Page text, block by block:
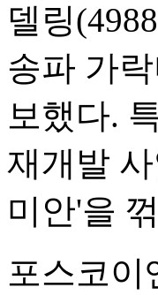
델링
송파 가
보했다.
재개발
미안'을
포스코이